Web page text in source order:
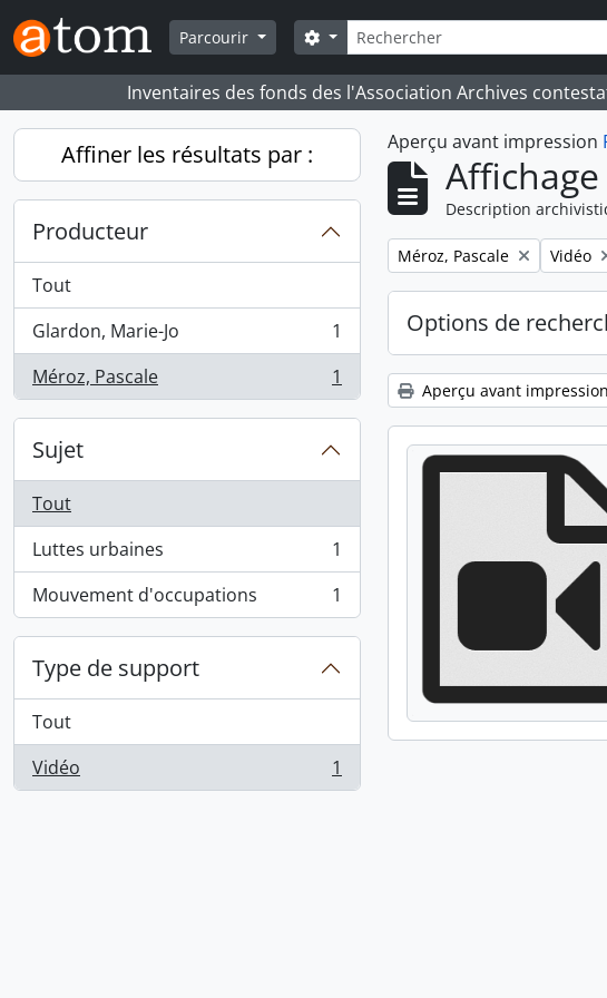
Skip to main content
Parcourir
Rechercher
Search options
Inventaires des fonds des l'Association Archives
Affiner les résultats par :
Producteur
Tout
Glardon, Marie-Jo
, 1 résultats
1
Méroz, Pascale
, 1 résultats 1
Sujet
Tout
Luttes urbaines
, 1 résultats
1
Mouvement d'occupations
, 1 résultats 1
Type de support
Tout
Vidéo
, 1 résultats 1
Aperçu avant impression
Description
Remove filter:
Méroz, Pascale Vidéo
Options de
Aperçu avant impression